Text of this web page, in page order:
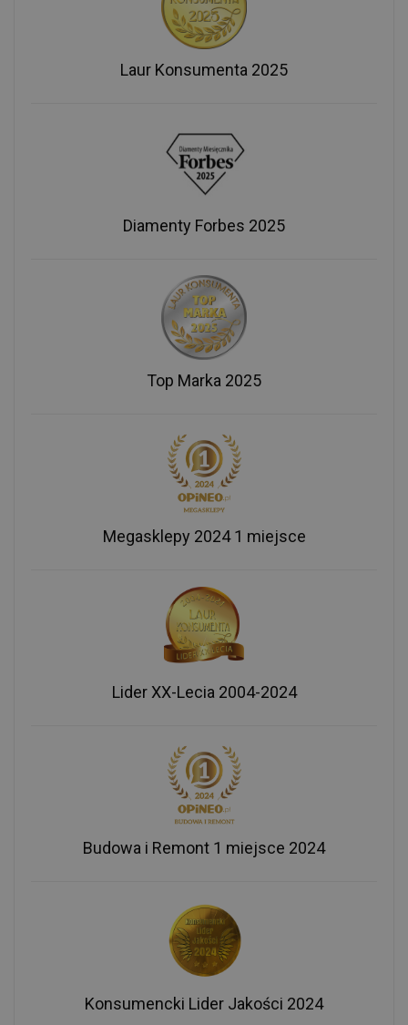
Laur Konsumenta 2025
Diamenty Forbes 2025
Top Marka 2025
Megasklepy 2024 1 miejsce
Lider XX-Lecia 2004-2024
Budowa i Remont 1 miejsce 2024
Konsumencki Lider Jakości 2024